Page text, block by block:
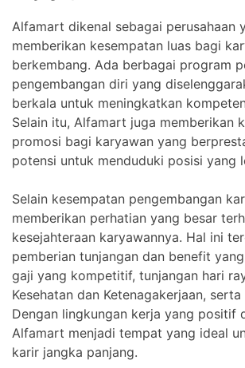
Alfamart dikenal sebagai perusahaan
memberikan kesempatan luas bagi
berkembang. Ada berbagai program
pengembangan diri yang
berkala untuk meningkatkan
Selain itu, Alfamart juga memberikan
promosi bagi karyawan yang
potensi untuk menduduki posisi yang
Selain kesempatan pengembangan
memberikan perhatian yang besar
kesejahteraan karyawannya. Hal ini
pemberian tunjangan dan benefit
gaji yang kompetitif, tunjangan hari
Kesehatan dan Ketenagakerjaan,
Dengan lingkungan kerja yang positif
Alfamart menjadi tempat yang ideal
karir jangka panjang.